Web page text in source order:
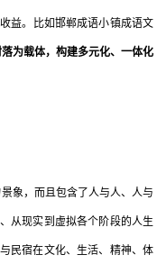
益。比如邯郸成语小镇成语文
为载体，构建多元化、一体化
象，而且包含了人与人、人与
从现实到虚拟各个阶段的人生
民宿在文化、生活、精神、体